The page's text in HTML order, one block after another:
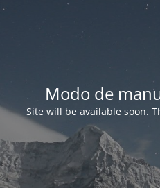
Modo de
Site will be available soon.